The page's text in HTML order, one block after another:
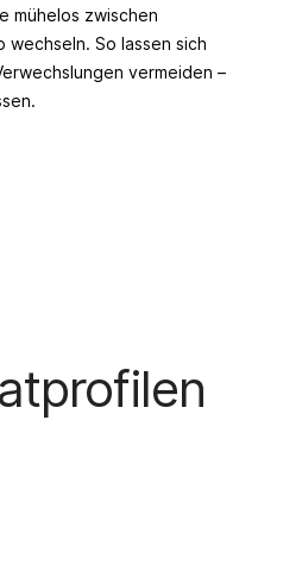
mühelos zwischen
So lassen sich
vermeiden –